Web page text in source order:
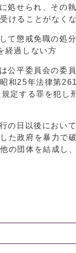
処せられ、その
けることがなく
て懲戒免職の処
経過しない方
公平委員会の委
和25年法律第
定する罪を犯し
の日以後におい
た政府を暴力で
の団体を結成し